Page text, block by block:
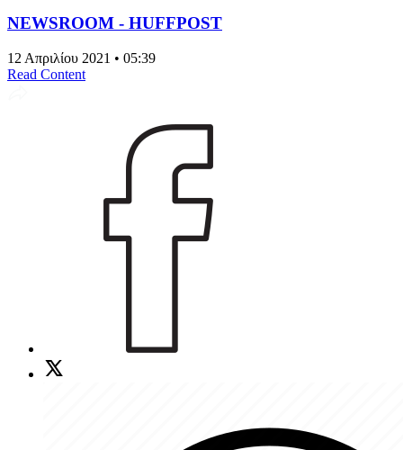
NEWSROOM - HUFFPOST
12 Απριλίου 2021 • 05:39
Read Content